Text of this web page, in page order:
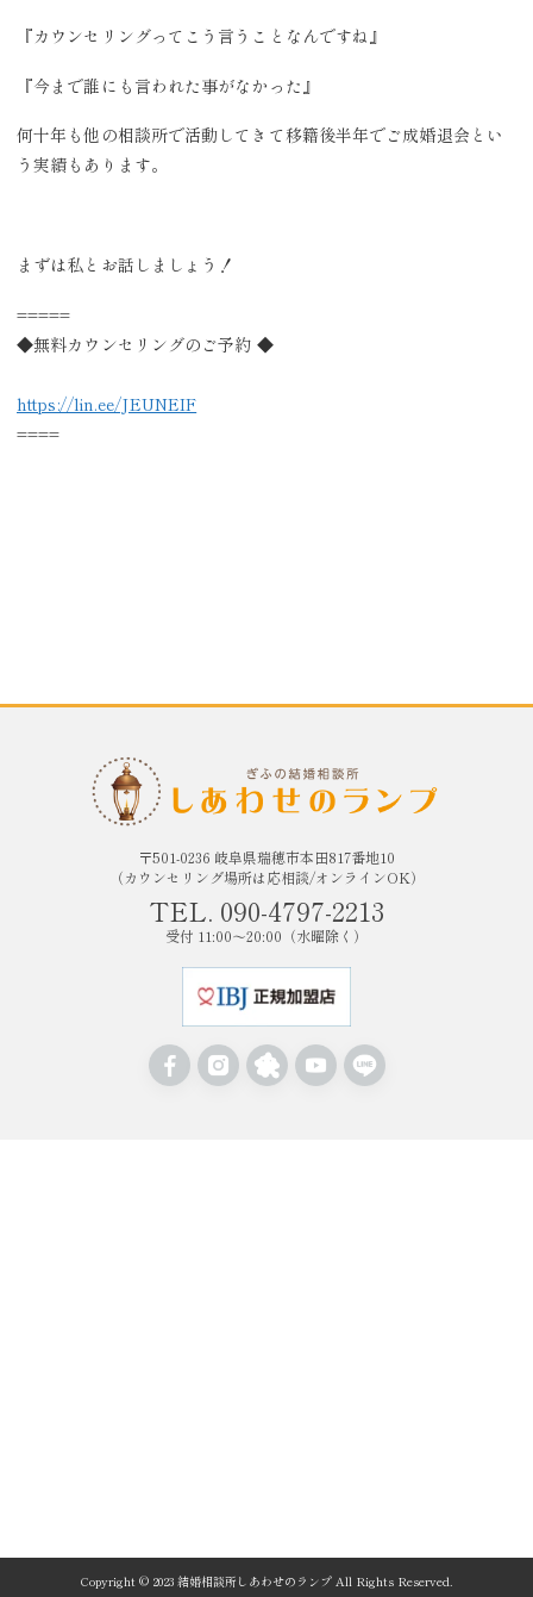
『カウンセリングってこう言うことなんですね』
『今まで誰にも言われた事がなかった』
何十年も他の相談所で活動してきて移籍後半年でご成婚退会とい
う実績もあります。
まずは私とお話しましょう！
=====
◆無料カウンセリングのご予約 ◆
https://lin.ee/JEUNEIF
====
〒501-0236 岐阜県瑞穂市本田817番地10
（カウンセリング場所は応相談/オンラインOK）
TEL. 090-4797-2213
受付 11:00〜20:00（水曜除く）
Copyright © 2023 結婚相談所しあわせのランプ All Rights Reserved.